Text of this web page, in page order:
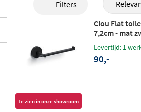
krekken en kledinghaken tot
ders, reserverolhouders en
arnituren: elk product in deze serie kenm
erkt zich door vlakke oppervlakken en su
btiele rondingen. De accessoires zijn
nder chroom, mat wit, mat zwart, geborst
eld RVS en luxe PVD-kleuren, zodat je altij
Filters
Te zien in onze showroom
Clou Flat
7,2cm - mat
Levertijd: 1
90,-